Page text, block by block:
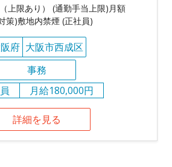
上限あり） (通勤手当上限)月額
策)敷地内禁煙 (正社員)
府 大阪市西成区
事務
月給180,000円
詳細を見る